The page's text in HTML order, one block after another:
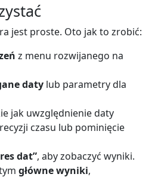
jest proste. Oto jak to zrobić:
z menu rozwijanego na
daty lub parametry dla
jak uwzględnienie daty
czasu lub pominięcie
dat”, aby zobaczyć wyniki.
główne wyniki,